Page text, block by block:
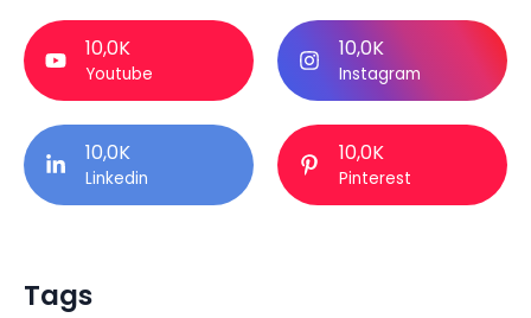
10,0K
Youtube
10,0K
Instagram
10,0K
Linkedin
10,0K
Pinterest
Tags